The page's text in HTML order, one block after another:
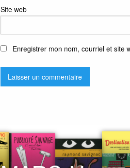
Site web
Enregistrer mon nom, courriel et site